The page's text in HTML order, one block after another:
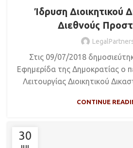
Ίδρυση Διοικητικού
Διεθνούς
Στις 09/07/2018
Εφημερίδα της Δημοκρατίας ο
Λειτουργίας Διοικητικού
CONTINUE
30